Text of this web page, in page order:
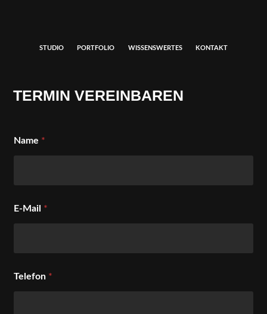
STUDIO PORTFOLIO WISSENSWERTES KONTAKT
TERMIN VEREINBAREN
Name *
E-Mail *
Telefon *